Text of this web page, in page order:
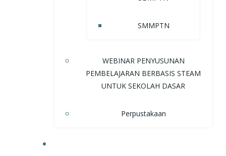
SMMPTN
WEBINAR PENYUSUNAN
PEMBELAJARAN BERBASIS STEAM
UNTUK SEKOLAH DASAR
Perpustakaan